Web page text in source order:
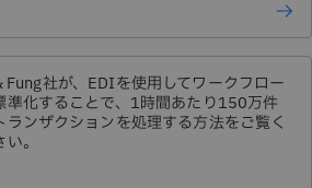
Fung社が、EDIを使用してワークフロー
準化することで、1時間あたり150万件
ランザクションを処理する方法をご覧く
。